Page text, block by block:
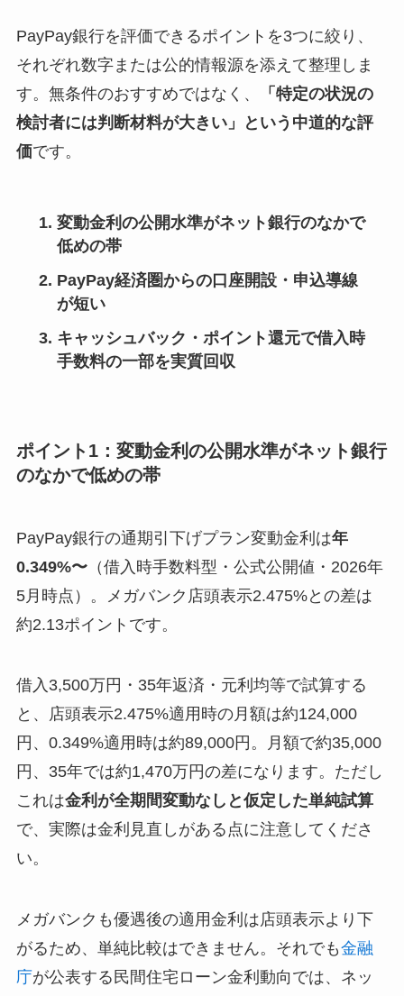
PayPay銀行を評価できるポイントを3つに絞り、
それぞれ数字または公的情報源を添えて整理しま
す。無条件のおすすめではなく、
「特定の状況の
検討者には判断材料が大きい」という中道的な評
価です。
変動金利の公開水準がネット銀行のなかで
低めの帯
PayPay経済圏からの口座開設・申込導線
が短い
キャッシュバック・ポイント還元で借入時
手数料の一部を実質回収
ポイント1：変動金利の公開水準がネット銀行
のなかで低めの帯
PayPay銀行の通期引下げプラン変動金利は年
0.349%〜（借入時手数料型・公式公開値・2026年
5月時点）。メガバンク店頭表示2.475%との差は
約2.13ポイントです。
借入3,500万円・35年返済・元利均等で試算する
と、店頭表示2.475%適用時の月額は約124,000
円、0.349%適用時は約89,000円。月額で約35,000
円、35年では約1,470万円の差になります。ただし
これは金利が全期間変動なしと仮定した単純試算
で、実際は金利見直しがある点に注意してくださ
い。
メガバンクも優遇後の適用金利は店頭表示より下
がるため、単純比較はできません。それでも金融
庁が公表する民間住宅ローン金利動向では、ネッ